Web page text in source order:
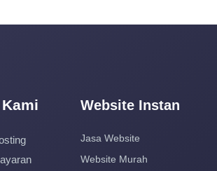
Website Instan
Jasa Website
Website Murah